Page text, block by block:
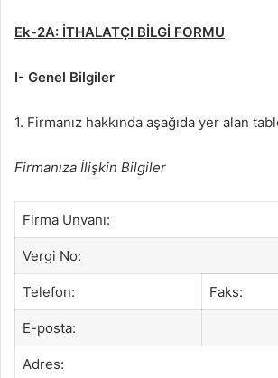
Ek-2A: İTHALATÇI BİLGİ FORMU
I- Genel Bilgiler
1. Firmanız hakkında aşağıda yer alan
Firmanıza İlişkin Bilgiler
Firma Unvanı:
Vergi No:
Telefon: Faks:
E-posta:
Adres: